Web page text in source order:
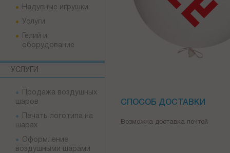
Надувные игрушки
Услуги
Гелий и
оборудование
УСЛУГИ
Продажа воздушных
шаров
Печать логотипа на
шарах
Оформление
воздушными шарами
СПОСОБ ДОСТАВКИ
Возможна доставка почтой